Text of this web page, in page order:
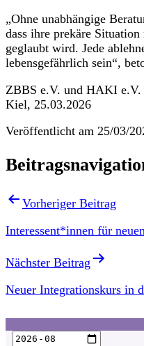
„Ohne unabhängige
dass ihre prekäre
geglaubt wird. Jede
lebensgefährlich sein“,
ZBBS e.V. und HAKI e.V.
Kiel, 25.03.2026
Veröffentlicht am 25/03/
Vorheriger Beitrag
Interessent*innen für
Nächster Beitrag
Neuer Integrationskurs in